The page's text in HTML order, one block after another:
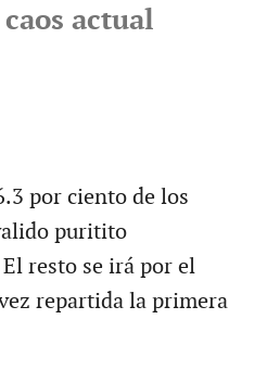
actual
por ciento de los
puritito
resto se irá por el
repartida la primera